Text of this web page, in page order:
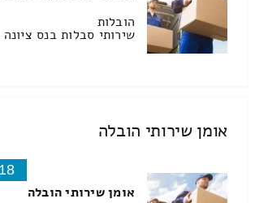
הובלות
שירותי סבלות בנס
אומן שירותי הובלה
אומן שירותי הובלה